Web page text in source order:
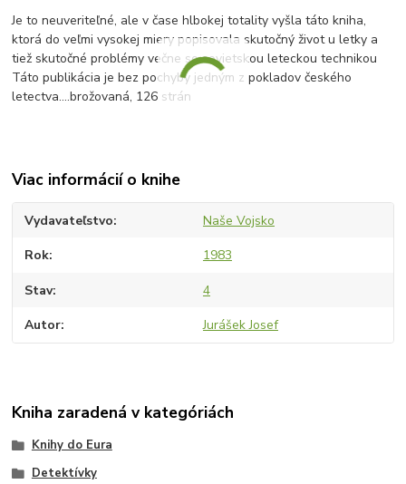
Je to neuveriteľné, ale v čase hlbokej totality vyšla táto kniha,
ktorá do veľmi vysokej miery popisovala skutočný život u letky a
tiež skutočné problémy večne so sovietskou leteckou technikou
Táto publikácia je bez pochyby jedným z pokladov českého
letectva....brožovaná, 126 strán
Viac informácií o knihe
Vydavateľstvo Naše Vojsko
Rok 1983
Stav 4
Autor Jurášek Josef
Kniha zaradená v kategóriách
Knihy do Eura
Detektívky